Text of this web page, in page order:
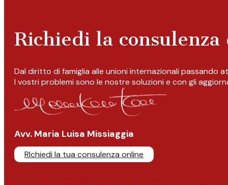
Richiedi la
Dal diritto di famiglia alle unioni internazionali passando
I vostri problemi sono le nostre soluzioni e con gli
Avv. Maria Luisa Missiaggia
RIchiedi la tua consulenza online